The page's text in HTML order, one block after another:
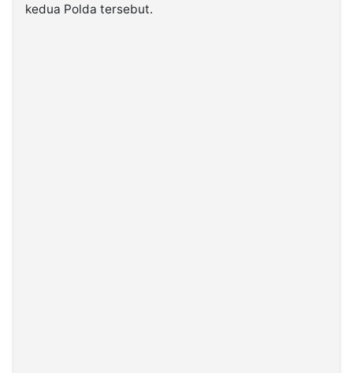
kedua Polda tersebut.